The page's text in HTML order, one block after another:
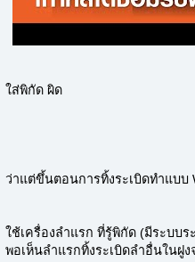
ใส่พิกัด ผิด
ว่าแต่ขึ้นตอนการทิ้งระเบิดทำแบบ
ใช้เครื่องลำแรก ที่รู้พิกัด (มีระบบ
พอเห็นลำแรกทิ้งระเบิดลำอื่นในฝู